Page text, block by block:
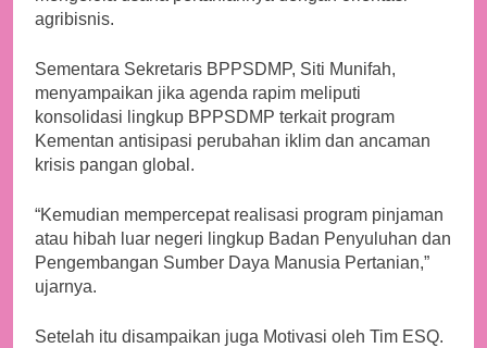
agribisnis.
Sementara Sekretaris BPPSDMP, Siti Munifah,
menyampaikan jika agenda rapim meliputi
konsolidasi lingkup BPPSDMP terkait program
Kementan antisipasi perubahan iklim dan ancaman
krisis pangan global.
“Kemudian mempercepat realisasi program pinjaman
atau hibah luar negeri lingkup Badan Penyuluhan dan
Pengembangan Sumber Daya Manusia Pertanian,”
ujarnya.
Setelah itu disampaikan juga Motivasi oleh Tim ESQ.